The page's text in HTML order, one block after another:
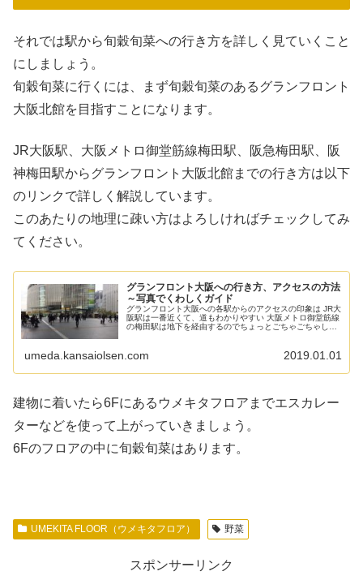
それでは駅から旬穀旬菜への行き方を詳しく見ていくこと
にしましょう。
旬穀旬菜に行くには、まず旬穀旬菜のあるグランフロント
大阪北館を目指すことになります。
JR大阪駅、大阪メトロ御堂筋線梅田駅、阪急梅田駅、阪
神梅田駅からグランフロント大阪北館までの行き方は以下
のリンクで詳しく解説しています。
このあたりの地理に疎い方はよろしければチェックしてみ
てください。
グランフロント大阪への行き方、アクセスの方法
～写真でくわしくガイド
グランフロント大阪への各駅からのアクセスの印象は JR大
阪駅は一番近くて、道もわかりやすい 大阪メトロ御堂筋線
の梅田駅は地下を経由するのでちょっとごちゃごちゃした
umeda.kansaiolsen.com 2019.01.01
建物に着いたら6Fにあるウメキタフロアまでエスカレー
ターなどを使って上がっていきましょう。
6Fのフロアの中に旬穀旬菜はあります。
UMEKITA FLOOR（ウメキタフロア） 野菜
スポンサーリンク